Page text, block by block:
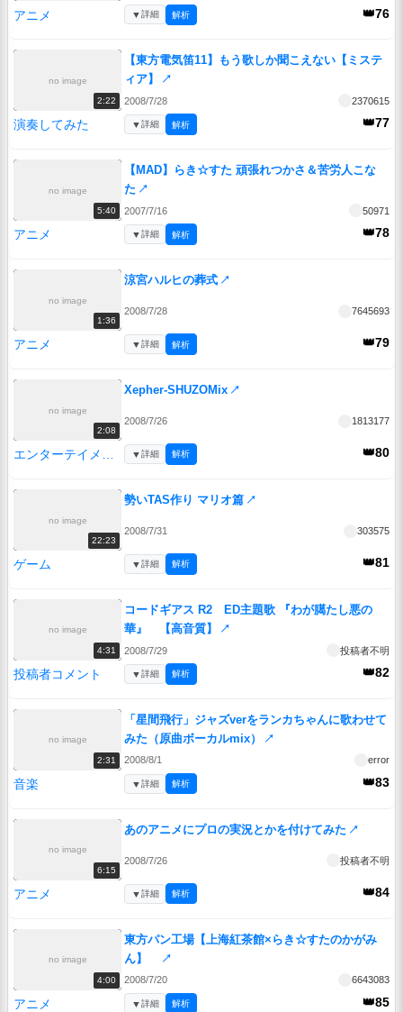
アニメ 👑76
▼詳細 解析
no image
2:22
【東方電気笛11】もう歌しか聞こえない【ミステ
ィア】
↗
2008/7/28 2370615
演奏してみた 👑77
▼詳細 解析
no image
5:40
【MAD】らき☆すた 頑張れつかさ＆苦労人こな
た ↗
2007/7/16 50971
アニメ 👑78
▼詳細 解析
no image
1:36
涼宮ハルヒの葬式 ↗
2008/7/28 7645693
アニメ 👑79
▼詳細 解析
no image
2:08
Xepher-SHUZOMix ↗
2008/7/26 1813177
エンターテイメント 👑80
▼詳細 解析
no image
22:23
勢いTAS作り マリオ篇 ↗
2008/7/31 303575
ゲーム 👑81
▼詳細 解析
no image
4:31
コードギアス R2 ED主題歌 『わが臈たし悪の
華』 【高音質】
↗
2008/7/29 投稿者不明
投稿者コメント 👑82
▼詳細 解析
no image
2:31
「星間飛行」ジャズverをランカちゃんに歌わせて
みた（原曲ボーカルmix）
↗
2008/8/1 error
音楽 👑83
▼詳細 解析
no image
6:15
あのアニメにプロの実況とかを付けてみた ↗
2008/7/26 投稿者不明
アニメ 👑84
▼詳細 解析
no image
4:00
東方パン工場【上海紅茶館×らき☆すたのかがみ
ん】
↗
2008/7/20 6643083
アニメ 👑85
▼詳細 解析